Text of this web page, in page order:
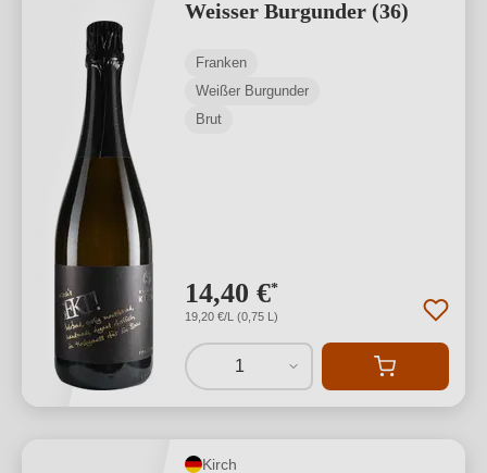
Weisser Burgunder (36)
Franken
Weißer Burgunder
Brut
14,40 €*
19,20 €/L (0,75 L)
1
Kirch